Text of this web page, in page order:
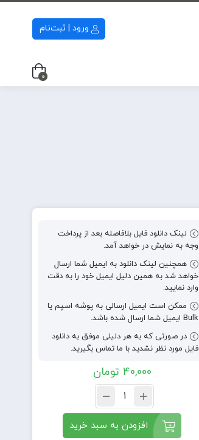
ورود | ثبت‌نام
0
لینک دانلود فایل بلافاصله بعد از پرداخت
وجه به نمایش در خواهد آمد.
همچنین لینک دانلود به ایمیل شما ارسال
خواهد شد به همین دلیل ایمیل خود را به دقت
وارد نمایید.
ممکن است ایمیل ارسالی به پوشه اسپم یا
Bulk ایمیل شما ارسال شده باشد.
در صورتی که به هر دلیلی موفق به دانلود
فایل مورد نظر نشدید با ما تماس بگیرید.
40,000 تومان
افزودن به سبد خرید